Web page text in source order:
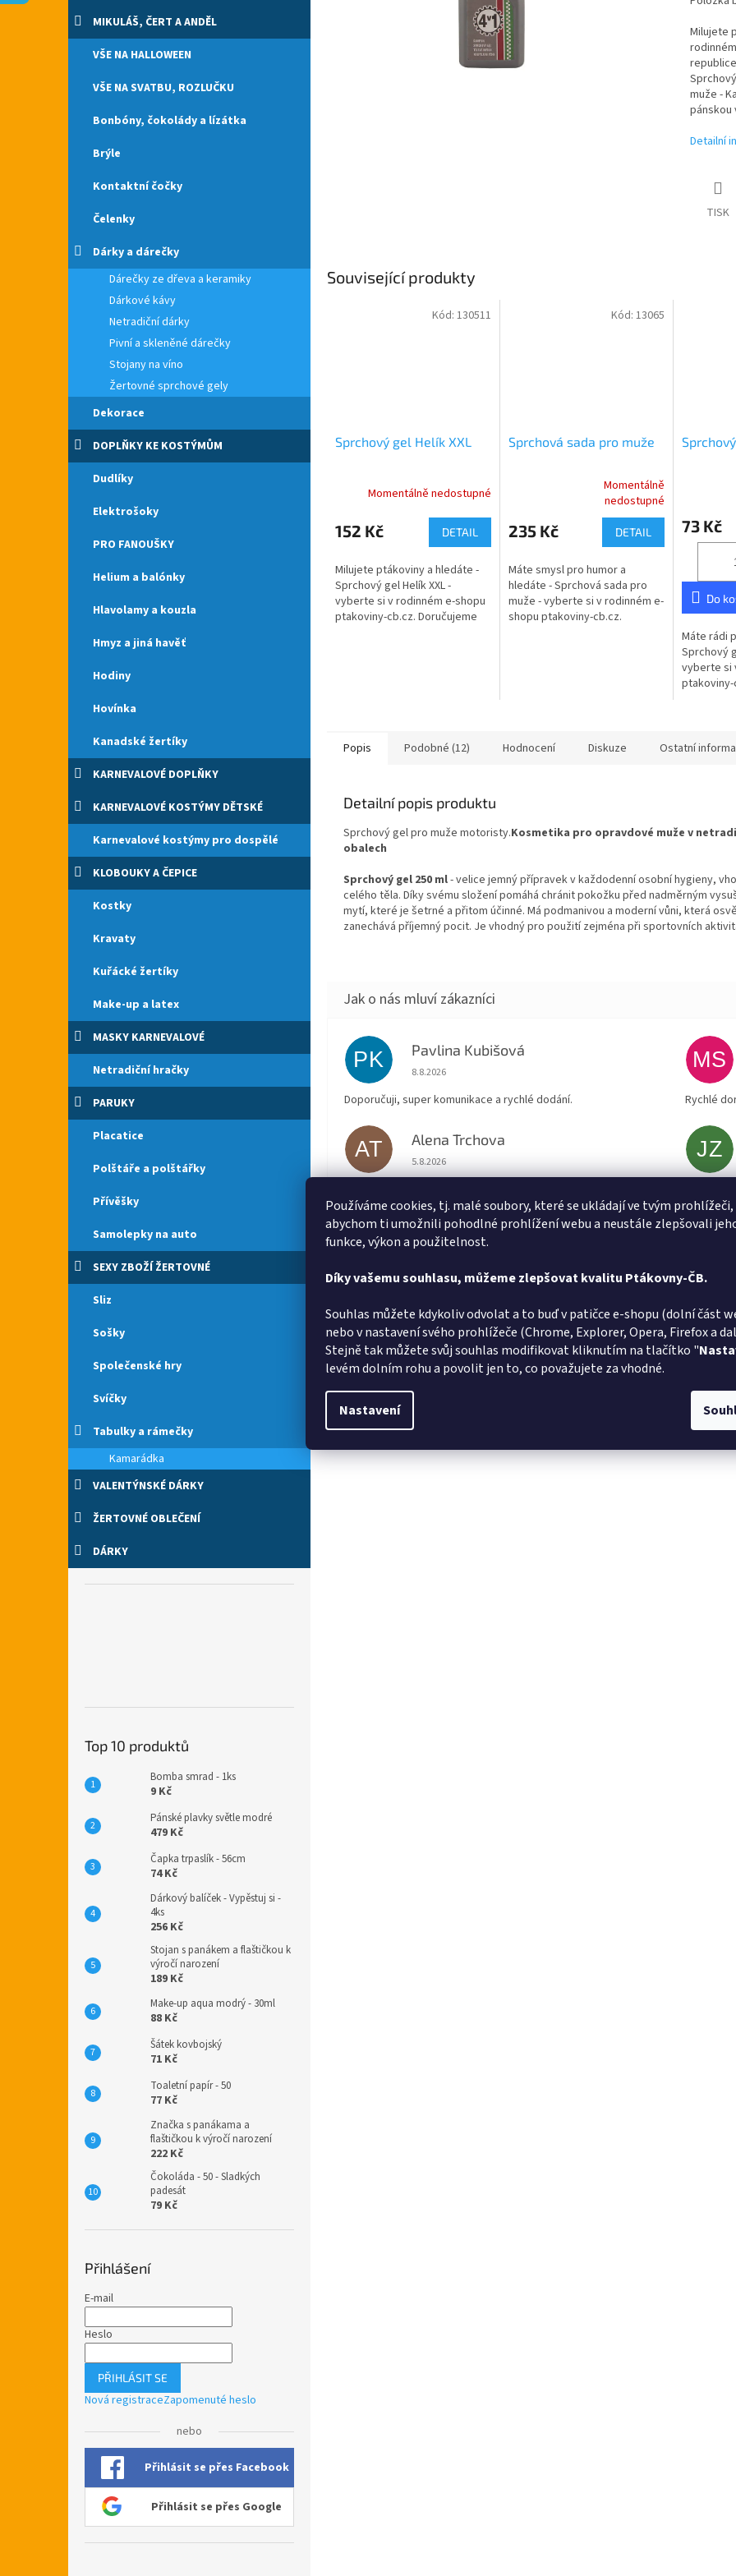
Používáme cookies, tj. malé soubory, které se ukládají ve tvým prohlížeči,
abychom ti umožnili pohodlné prohlížení webu a neustále zlepšovali
funkce, výkon a použitelnost.
Díky vašemu souhlasu, můžeme zlepšovat kvalitu Ptákovny-ČB.
Souhlas můžete kdykoliv odvolat a to buď v patičce e-shopu (dolní část
nebo v nastavení svého prohlížeče (Chrome, Explorer, Opera, Firefox a
Stejně tak můžete svůj souhlas modifikovat kliknutím na tlačítko "
levém dolním rohu a povolit jen to, co považujete za vhodné.
Nastavení
e
l
MIKULÁŠ, ČERT A ANDĚL
VŠE NA HALLOWEEN
VŠE NA SVATBU, ROZLUČKU
Bonbóny, čokolády a lízátka
Brýle
Kontaktní čočky
Čelenky
Dárky a dárečky
Dárečky ze dřeva a keramiky
Dárkové kávy
Netradiční dárky
Pivní a skleněné dárečky
Stojany na víno
Žertovné sprchové gely
Dekorace
DOPLŇKY KE KOSTÝMŮM
Dudlíky
Elektrošoky
PRO FANOUŠKY
Helium a balónky
Hlavolamy a kouzla
Hmyz a jiná havěť
Hodiny
Hovínka
Kanadské žertíky
KARNEVALOVÉ DOPLŇKY
KARNEVALOVÉ KOSTÝMY DĚTSKÉ
Karnevalové kostýmy pro dospělé
KLOBOUKY A ČEPICE
Kostky
Kravaty
Kuřácké žertíky
Make-up a latex
MASKY KARNEVALOVÉ
Netradiční hračky
PARUKY
Placatice
Polštáře a polštářky
Přívěšky
Samolepky na auto
SEXY ZBOŽÍ ŽERTOVNÉ
Sliz
Sošky
Společenské hry
Svíčky
Tabulky a rámečky
Kamarádka
VALENTÝNSKÉ DÁRKY
ŽERTOVNÉ OBLEČENÍ
DÁRKY
Top 10 produktů
Bomba smrad - 1ks
9 Kč
Pánské plavky světle modré
479 Kč
Čapka trpaslík - 56cm
74 Kč
Dárkový balíček - Vypěstuj si -
4ks
256 Kč
Stojan s panákem a flaštičkou k
výročí narození
189 Kč
Make-up aqua modrý - 30ml
88 Kč
Šátek kovbojský
71 Kč
Toaletní papír - 50
77 Kč
Značka s panákama a
flaštičkou k výročí narození
222 Kč
Čokoláda - 50 - Sladkých
padesát
79 Kč
Přihlášení
E-mail
Heslo
PŘIHLÁSIT SE
Nová registraceZapomenuté heslo
nebo
Přihlásit se přes Facebook
Přihlásit se přes Google
Milujete
muže -
pánskou
Detailní
TISK
Související produkty
Sprchový gel Helík XXL
Momentálně nedostupné
152 Kč DETAIL
Milujete ptákoviny a hledáte -
Sprchový gel Helík XXL -
vyberte si v rodinném e-shopu
ptakoviny-cb.cz. Doručujeme
Kód: 130511
Sprchová sada pro muže
produktu
je
z
5
hvězdiček.
Momentálně
nedostupné
235 Kč DETAIL
Máte smysl pro humor a
hledáte - Sprchová sada pro
muže - vyberte si v rodinném e-
shopu ptakoviny-cb.cz.
Kód: 13065
73 Kč
Do
Máte rádi
Sprchový
vyberte si
ptakoviny-
Popis Podobné (12) Hodnocení Diskuze Ostatní
Detailní popis produktu
Sprchový gel pro muže motoristy.Kosmetika pro opravdové muže v
obalech
Sprchový gel 250 ml- velice jemný přípravek v každodenní osobní hygieny,
celého těla. Díky svému složení pomáhá chránit pokožku před nadměrným
mytí, které je šetrné a přitom účinné. Má podmanivou a moderní vůni, která
zanechává příjemný pocit. Je vhodný pro použití zejména při sportovních
PK Pavlina Kubišová
Hodnocení obchodu je 5 z 5 hvězdiček.
8.8.2026
Doporučuji, super komunikace a rychlé dodání.
MS
Rychlé
AT Alena Trchova
Hodnocení obchodu je 5 z 5 hvězdiček.
5.8.2026
JZ
Rychlé